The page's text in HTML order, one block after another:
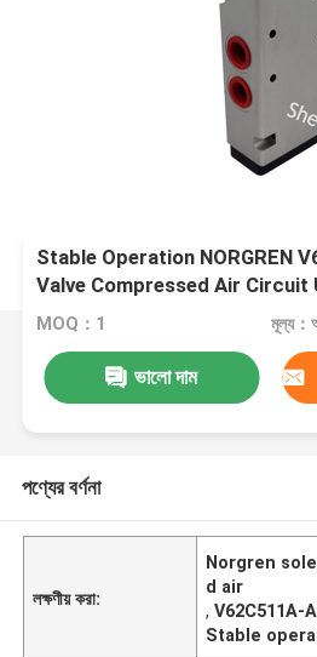
Stable Operation NORGREN
Valve Compressed Air Circuit
MOQ：1 মূল্য：
ভালো দাম
পণ্যের বর্ণনা
লক্ষণীয় করা:
Norgren
d air
,V62C511A-
Stable